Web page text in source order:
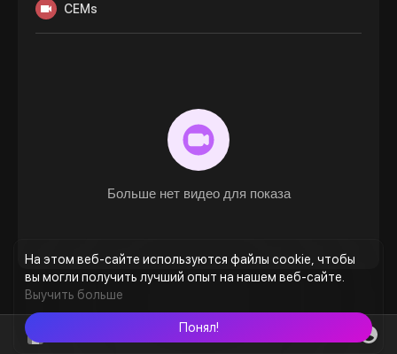
На этом веб-сайте используются файлы cookie, чтобы
вы могли получить лучший опыт на нашем веб-сайте.
Выучить больше
Понял!
CEMs
Больше нет видео для показа